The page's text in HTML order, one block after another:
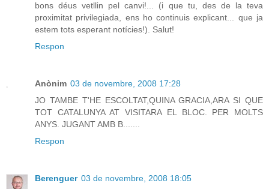
bons déus vetllin pel canvi!... (i que tu, des de la teva
proximitat privilegiada, ens ho continuis explicant... que ja
estem tots esperant notícies!). Salut!
Respon
Anònim 03 de novembre, 2008 17:28
JO TAMBE T'HE ESCOLTAT,QUINA GRACIA,ARA SI QUE
TOT CATALUNYA AT VISITARA EL BLOC. PER MOLTS
ANYS. JUGANT AMB B.......
Respon
Berenguer 03 de novembre, 2008 18:05